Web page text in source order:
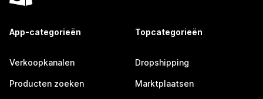
App-categorieën
Verkoopkanalen
Producten zoeken
Topcategorieën
Dropshipping
Marktplaatsen